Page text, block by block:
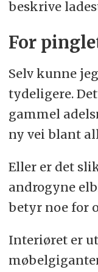
beskrive
For
Selv kunne
tydeligere.
gammel
ny vei blant
Eller er det
androgyne
betyr noe for
Interiøret er